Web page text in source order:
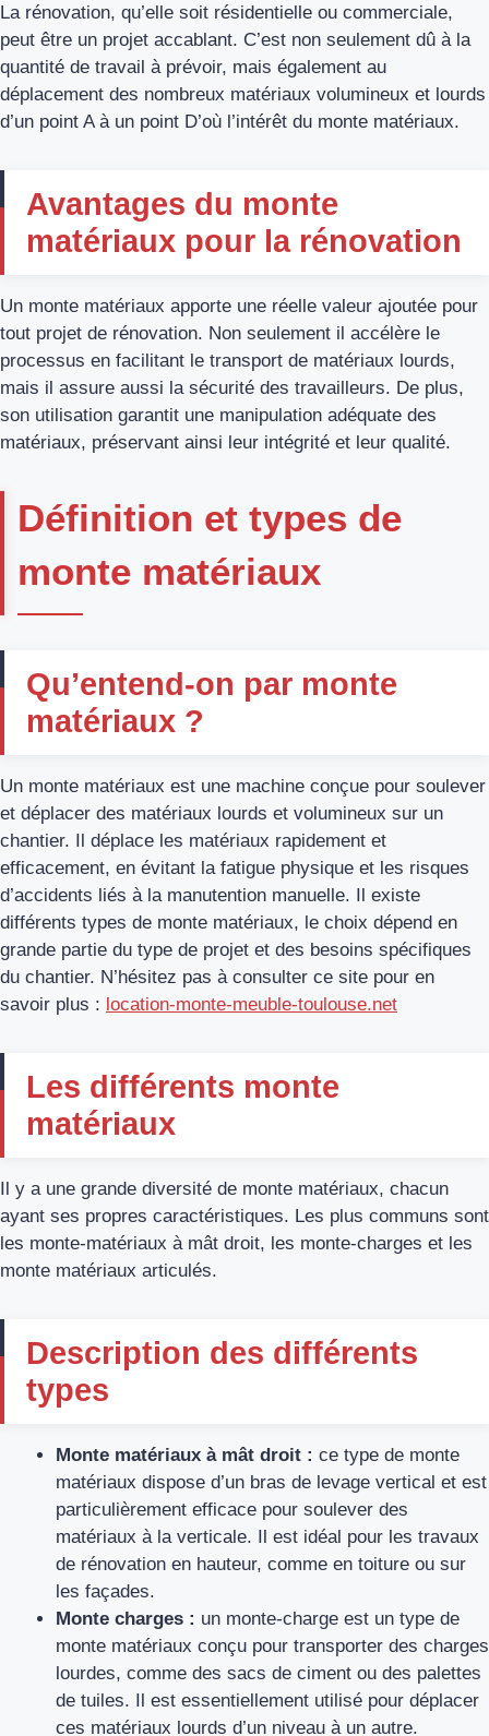
La rénovation, qu’elle soit résidentielle ou commerciale,
peut être un projet accablant. C’est non seulement dû à la
quantité de travail à prévoir, mais également au
déplacement des nombreux matériaux volumineux et lourds
d’un point A à un point D’où l’intérêt du monte matériaux.
Avantages du monte
matériaux pour la rénovation
Un monte matériaux apporte une réelle valeur ajoutée pour
tout projet de rénovation. Non seulement il accélère le
processus en facilitant le transport de matériaux lourds,
mais il assure aussi la sécurité des travailleurs. De plus,
son utilisation garantit une manipulation adéquate des
matériaux, préservant ainsi leur intégrité et leur qualité.
Définition et types de
monte matériaux
Qu’entend-on par monte
matériaux ?
Un monte matériaux est une machine conçue pour soulever
et déplacer des matériaux lourds et volumineux sur un
chantier. Il déplace les matériaux rapidement et
efficacement, en évitant la fatigue physique et les risques
d’accidents liés à la manutention manuelle. Il existe
différents types de monte matériaux, le choix dépend en
grande partie du type de projet et des besoins spécifiques
du chantier. N’hésitez pas à consulter ce site pour en
savoir plus : location-monte-meuble-toulouse.net
Les différents monte
matériaux
Il y a une grande diversité de monte matériaux, chacun
ayant ses propres caractéristiques. Les plus communs sont
les monte-matériaux à mât droit, les monte-charges et les
monte matériaux articulés.
Description des différents
types
Monte matériaux à mât droit : ce type de monte
matériaux dispose d’un bras de levage vertical et est
particulièrement efficace pour soulever des
matériaux à la verticale. Il est idéal pour les travaux
de rénovation en hauteur, comme en toiture ou sur
les façades.
Monte charges : un monte-charge est un type de
monte matériaux conçu pour transporter des charges
lourdes, comme des sacs de ciment ou des palettes
de tuiles. Il est essentiellement utilisé pour déplacer
ces matériaux lourds d’un niveau à un autre.